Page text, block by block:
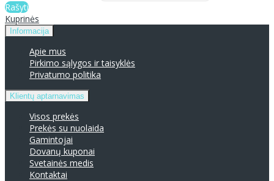
Rašyti
Kuprinės
Informacija
Apie mus
Pirkimo sąlygos ir taisyklės
Privatumo politika
Klientų aptarnavimas
Visos prekės
Prekės su nuolaida
Gamintojai
Dovanų kuponai
Svetainės medis
Kontaktai